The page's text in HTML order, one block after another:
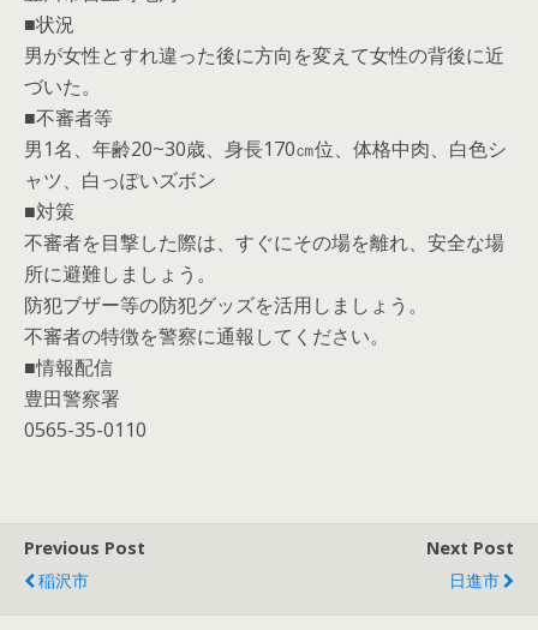
■状況
男が女性とすれ違った後に方向を変えて女性の背後に近
づいた。
■不審者等
男1名、年齢20~30歳、身長170㎝位、体格中肉、白色シ
ャツ、白っぽいズボン
■対策
不審者を目撃した際は、すぐにその場を離れ、安全な場
所に避難しましょう。
防犯ブザー等の防犯グッズを活用しましょう。
不審者の特徴を警察に通報してください。
■情報配信
豊田警察署
0565-35-0110
Previous Post
稲沢市
Next Post
日進市